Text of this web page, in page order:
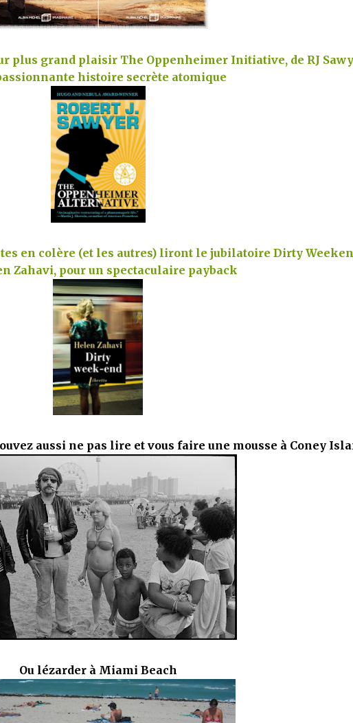
plus grand plaisir The Oppenheimer Initiative, de RJ
histoire secrète atomique
en colère (et les autres) liront le jubilatoire Dirty
Zahavi, pour un spectaculaire payback
aussi ne pas lire et vous faire une mousse à Coney
Ou lézarder à Miami Beach